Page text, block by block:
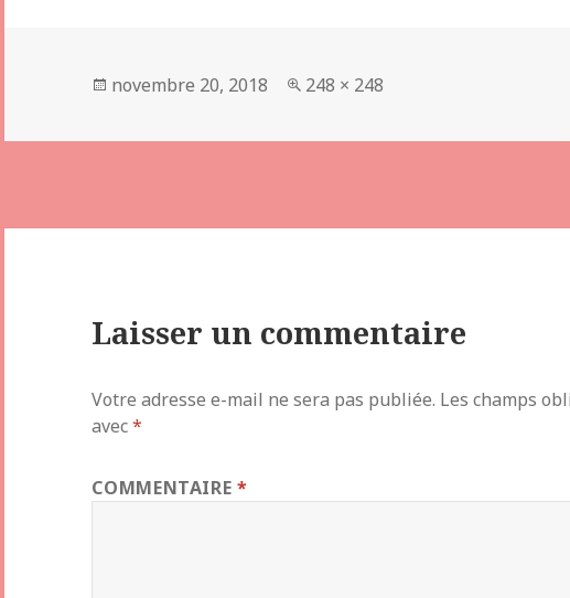
Publié
novembre 20, 2018
Taille
248 × 248
Laisser un commentaire
Votre adresse e-mail ne sera pas publiée. Les champs
avec*
COMMENTAIRE*